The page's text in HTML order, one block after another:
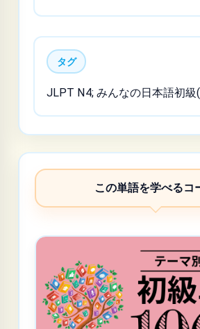
タグ
JLPT N4; みんなの日本語初級
この単語を学べるコ